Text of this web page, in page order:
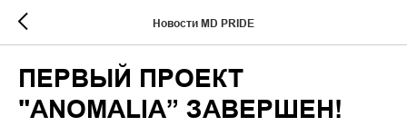
Новости MD PRIDE
ПЕРВЫЙ ПРОЕКТ
"ANOMALIA” ЗАВЕРШЕН!